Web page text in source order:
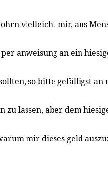
vielleicht mir, aus
anweisung an ein
so bitte gefälligst
zu lassen, aber dem
mir dieses geld